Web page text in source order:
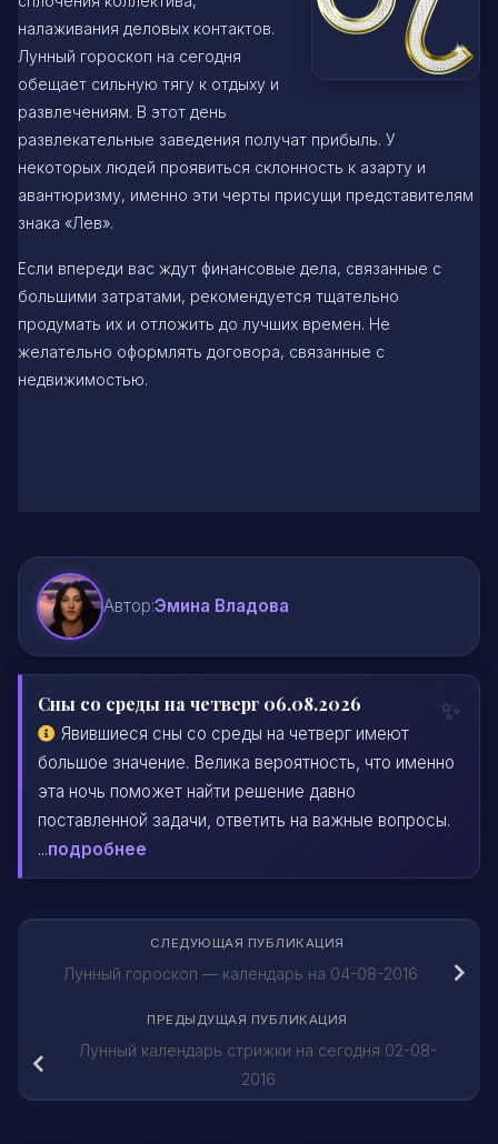
налаживания деловых контактов.
Лунный гороскоп на сегодня
обещает сильную тягу к отдыху и
развлечениям. В этот день
развлекательные заведения получат прибыль. У
некоторых людей проявиться склонность к азарту и
авантюризму, именно эти черты присущи представителям
знака «Лев».
Если впереди вас ждут финансовые дела, связанные с
большими затратами, рекомендуется тщательно
продумать их и отложить до лучших времен. Не
желательно оформлять договора, связанные с
недвижимостью.
Автор:Эмина Владова
Сны со среды на четверг 06.08.2026
Явившиеся сны со среды на четверг имеют
большое значение. Велика вероятность, что именно
эта ночь поможет найти решение давно
поставленной задачи, ответить на важные вопросы.
...подробнее
СЛЕДУЮЩАЯ ПУБЛИКАЦИЯ
Лунный гороскоп — календарь на 04-08-2016
ПРЕДЫДУЩАЯ ПУБЛИКАЦИЯ
Лунный календарь стрижки на сегодня 02-08-
2016